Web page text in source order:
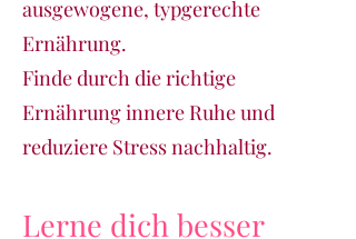
ausgewogene, typgerechte
Ernährung.
Finde durch die richtige
Ernährung innere Ruhe und
reduziere Stress nachhaltig.
Lerne dich besser